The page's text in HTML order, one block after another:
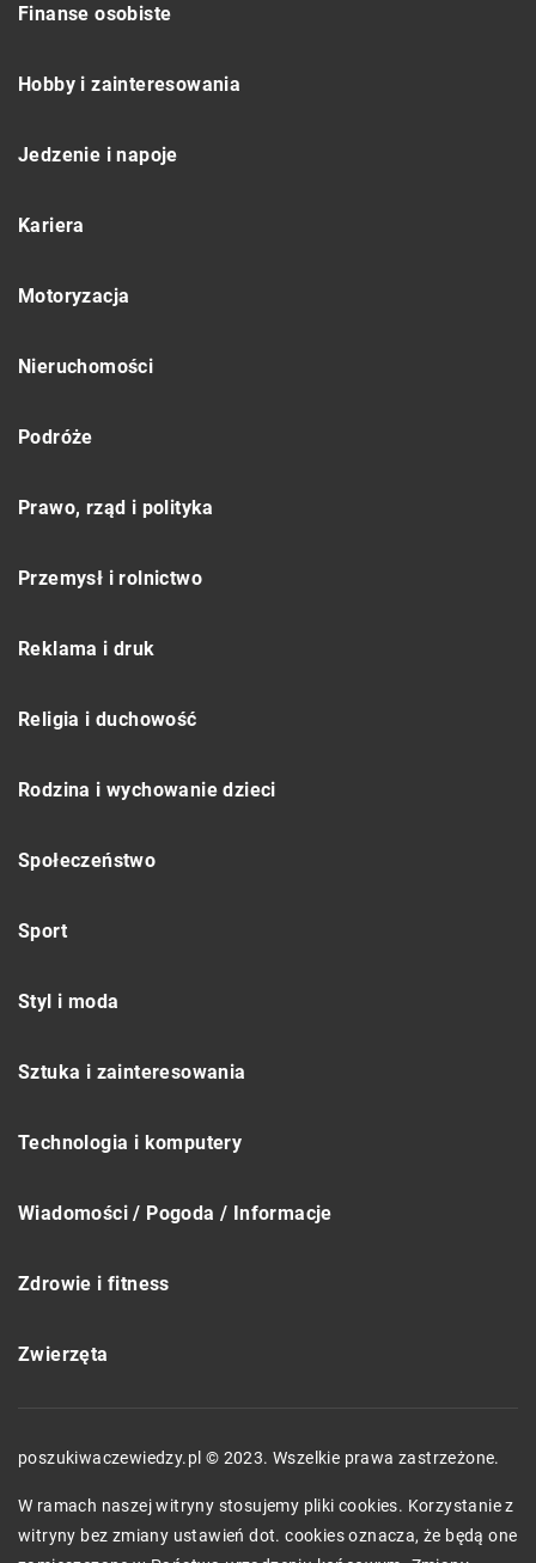
Finanse osobiste
Hobby i zainteresowania
Jedzenie i napoje
Kariera
Motoryzacja
Nieruchomości
Podróże
Prawo, rząd i polityka
Przemysł i rolnictwo
Reklama i druk
Religia i duchowość
Rodzina i wychowanie dzieci
Społeczeństwo
Sport
Styl i moda
Sztuka i zainteresowania
Technologia i komputery
Wiadomości / Pogoda / Informacje
Zdrowie i fitness
Zwierzęta
poszukiwaczewiedzy.pl © 2023. Wszelkie prawa zastrzeżone.
W ramach naszej witryny stosujemy pliki cookies. Korzystanie z
witryny bez zmiany ustawień dot. cookies oznacza, że będą one